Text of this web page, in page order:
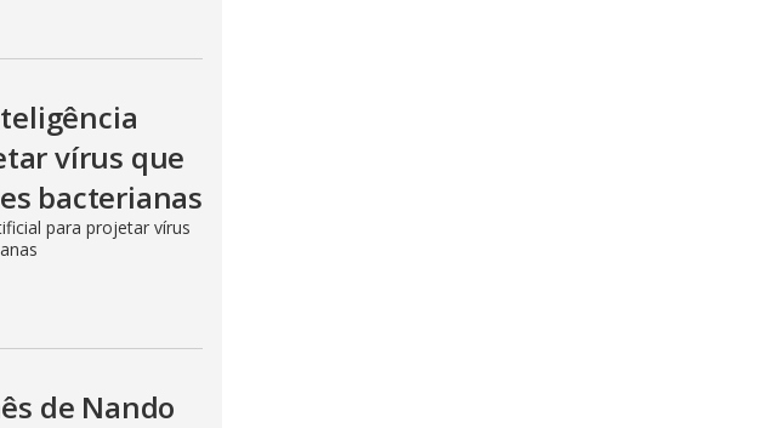
vírus que
bacterianas
para projetar vírus
de Nando